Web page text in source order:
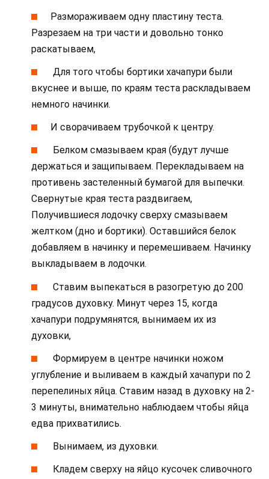
Размораживаем одну пластину теста.
Разрезаем на три части и довольно тонко
раскатываем,
Для того чтобы бортики хачапури были
вкуснее и выше, по краям теста раскладываем
немного начинки.
И сворачиваем трубочкой к центру.
Белком смазываем края (будут лучше
держаться и защипываем. Перекладываем на
противень застеленный бумагой для выпечки.
Свернутые края теста раздвигаем,
Получившиеся лодочку сверху смазываем
желтком (дно и бортики). Оставшийся белок
добавляем в начинку и перемешиваем. Начинку
выкладываем в лодочки.
Ставим выпекаться в разогретую до 200
градусов духовку. Минут через 15, когда
хачапури подрумянятся, вынимаем их из
духовки,
Формируем в центре начинки ножом
углубление и выливаем в каждый хачапури по 2
перепелиных яйца. Ставим назад в духовку на 2-
3 минуты, внимательно наблюдаем чтобы яйца
едва прихватились.
Вынимаем, из духовки.
Кладем сверху на яйцо кусочек сливочного